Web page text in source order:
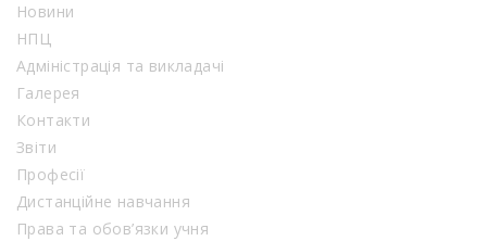
Новини
НПЦ
Адміністрація та викладачі
Галерея
Контакти
Звіти
Професії
Дистанційне навчання
Права та обов’язки учня